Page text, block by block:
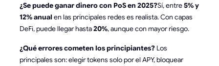
¿Se puede ganar dinero con PoS en 2025?Sí, entre5% y
12% anual en las principales redes es realista. Con capas
DeFi, puede llegar hasta20%, aunque con mayor riesgo.
¿Qué errores cometen los principiantes? Los
principales son: elegir tokens solo por el APY, bloquear